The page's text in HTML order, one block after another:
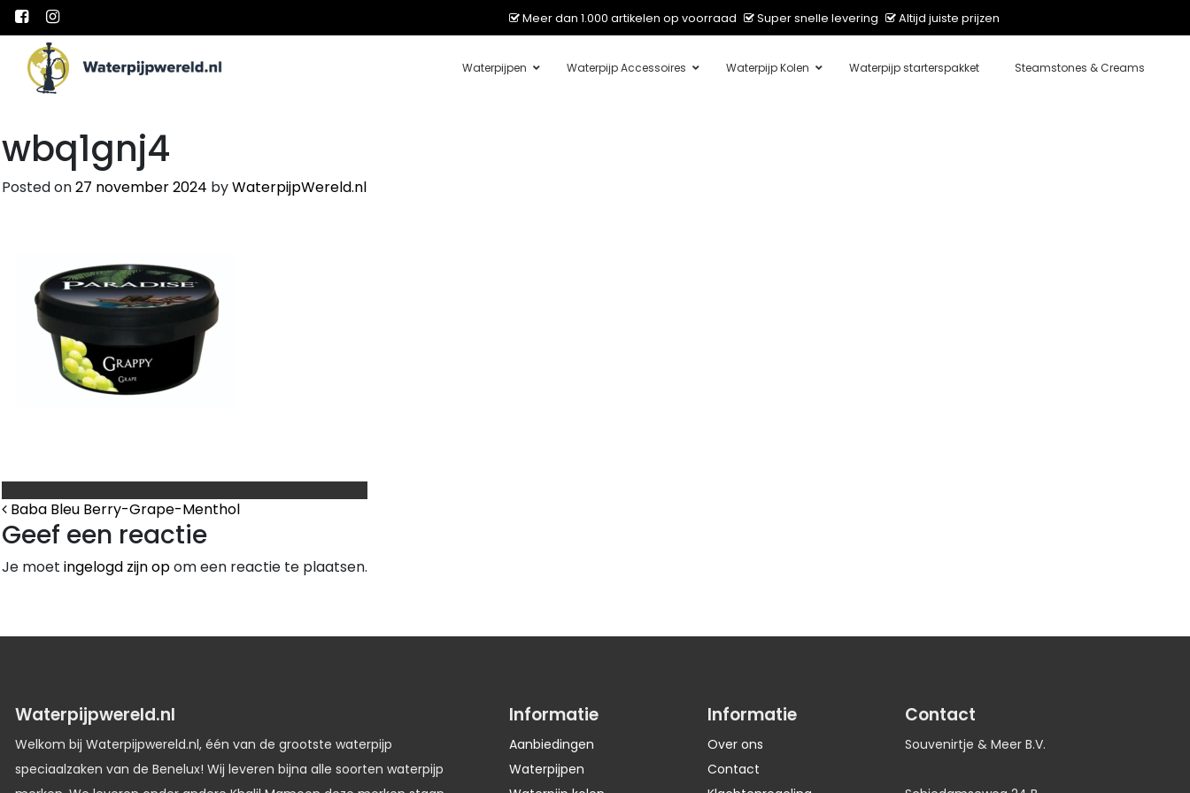
Meer dan 1.000 artikelen op voorraad Super snelle levering Altijd juiste prijzen
Main Navigation Waterpijpen Waterpijp Accessoires Waterpijp Kolen Waterpijp starterspakket Steamstones & Creams
wbq1gnj4
Posted on27 november 2024 byWaterpijpWereld.nl
Bericht Navigatie
Baba Bleu Berry-Grape-Menthol
Geef een reactie
Je moet ingelogd zijn opom een reactie te plaatsen.
Waterpijpwereld.nl
Welkom bij Waterpijpwereld.nl, één van de grootste waterpijp
speciaalzaken van de Benelux! Wij leveren bijna alle soorten waterpijp
Informatie
Aanbiedingen
Waterpijpen
Informatie
Over ons
Contact
Contact
Souvenirtje & Meer B.V.